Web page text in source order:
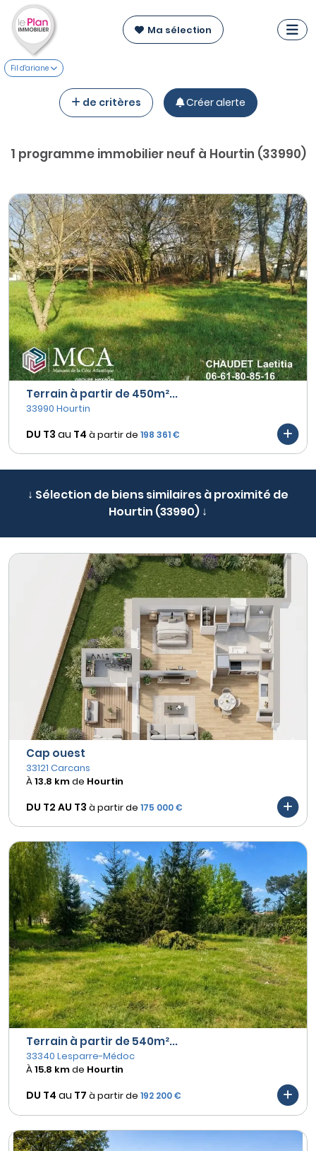
Ma sélection
Fil d'ariane
de critères Créer alerte
1 programme immobilier neuf à Hourtin (33990)
Terrain à partir de 450m²...
33990 Hourtin
DU T3 au T4 à partir de 198 361 €
↓ Sélection de biens similaires à proximité de
Hourtin (33990) ↓
Cap ouest
33121 Carcans
À13.8 kmde Hourtin
DU T2 AU T3 à partir de 175 000 €
Terrain à partir de 540m²...
33340 Lesparre-Médoc
À15.8 kmde Hourtin
DU T4 au T7 à partir de 192 200 €